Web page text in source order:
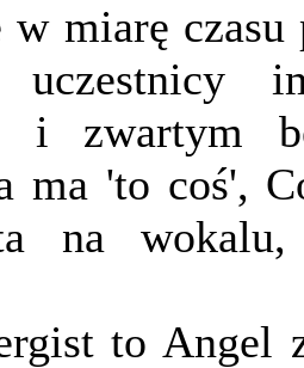
w miarę
uczestnicy
i zwartym
ma 'to coś',
na
to Angel